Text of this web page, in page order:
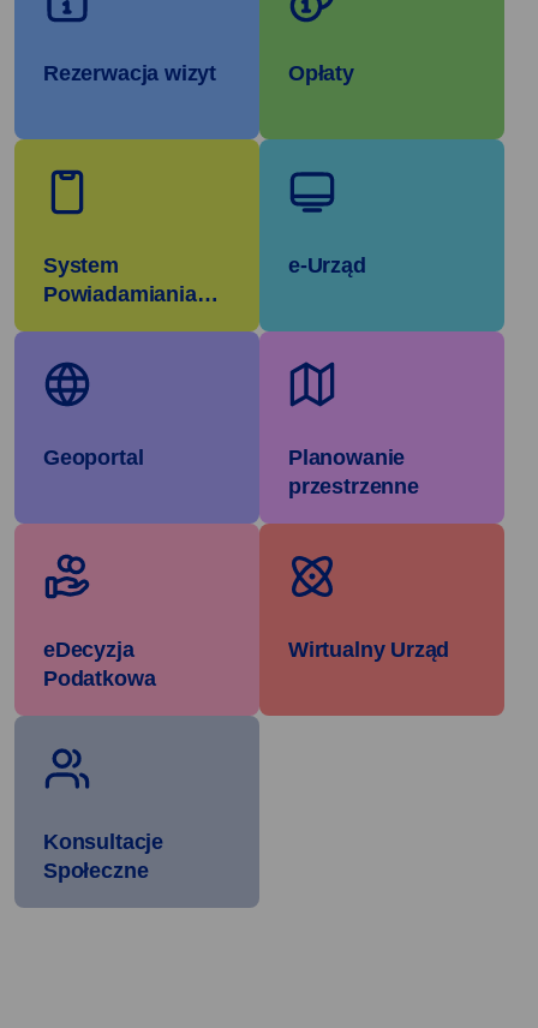
Rezerwacja wizyt Opłaty
System
Powiadamiania
e-Urząd
Geoportal
Planowanie
przestrzenne
eDecyzja
Podatkowa
Wirtualny Urząd
Konsultacje
Społeczne